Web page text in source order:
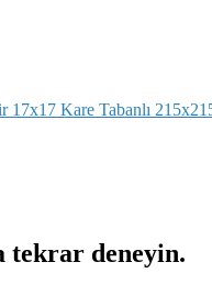
17x17 Kare Tabanlı
tekrar deneyin.